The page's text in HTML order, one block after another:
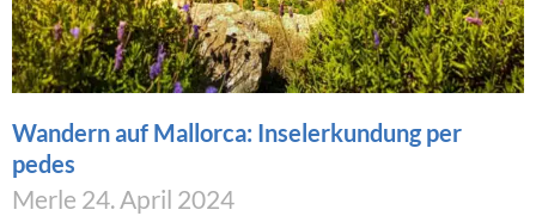
Wandern auf Mallorca: Inselerkundung per
pedes
Merle 24. April 2024